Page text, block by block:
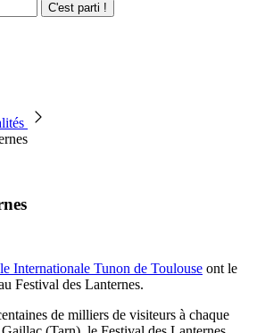
C'est parti !
Internationale Tunon de Toulouse ont le
Festival des Lanternes.
de milliers de visiteurs à chaque